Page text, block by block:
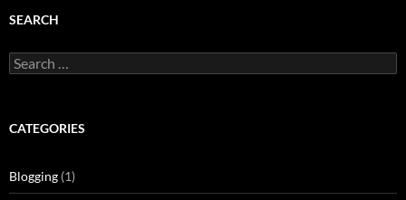
SEARCH
Search
for:
CATEGORIES
Blogging (1)